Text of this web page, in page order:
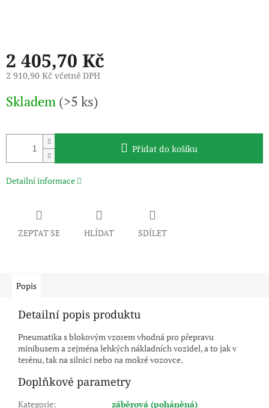
2 405,70 Kč
2 910,90 Kč včetně DPH
cena:
Skladem (>5 ks)
Přidat do košíku
Detailní informace
ZEPTAT SE HLÍDAT SDÍLET
Popis
Detailní popis produktu
Pneumatika s blokovým vzorem vhodná pro přepravu
minibusem a zejména lehkých nákladních vozidel, a to jak v
terénu, tak na silnici nebo na mokré vozovce.
Doplňkové parametry
Kategorie: záběrová (poháněná)